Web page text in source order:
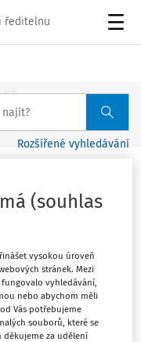
ředitelnu
Rozšířené vyhledávání
školství
procent absolventů
až o 80 procent.
sedmým rokem
(souhlas
vysokou úroveň
stránek. Mezi
vyhledávání,
nebo abychom měli
Vás potřebujeme
souborů, které se
děkujeme za udělení